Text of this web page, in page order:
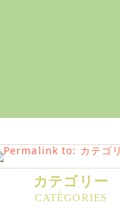
カテゴリー